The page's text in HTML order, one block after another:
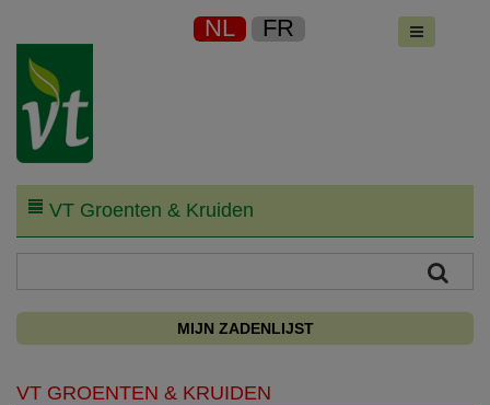
NL FR
VT Groenten & Kruiden
MIJN ZADENLIJST
VT GROENTEN & KRUIDEN